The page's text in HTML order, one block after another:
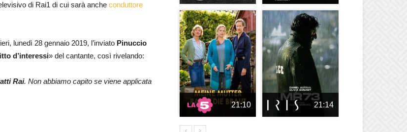
di Rai1 di cui sarà anche conduttore
lunedì 28 gennaio 2019, l’inviato Pinuccio
d’interessi» del cantante, così rivelando:
Rai. Non abbiamo capito se viene applicata
21:10 21:14